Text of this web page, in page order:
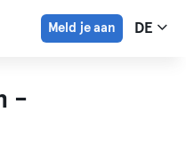
Meld je aan DE
-